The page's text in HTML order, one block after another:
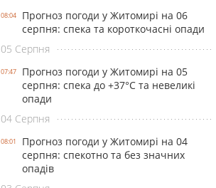
08:04
Прогноз погоди у Житомирі на 06
серпня: спека та короткочасні опади
05 Серпня
07:47
Прогноз погоди у Житомирі на 05
серпня: спека до +37°С та невеликі
опади
04 Серпня
08:01
Прогноз погоди у Житомирі на 04
серпня: спекотно та без значних
опадів